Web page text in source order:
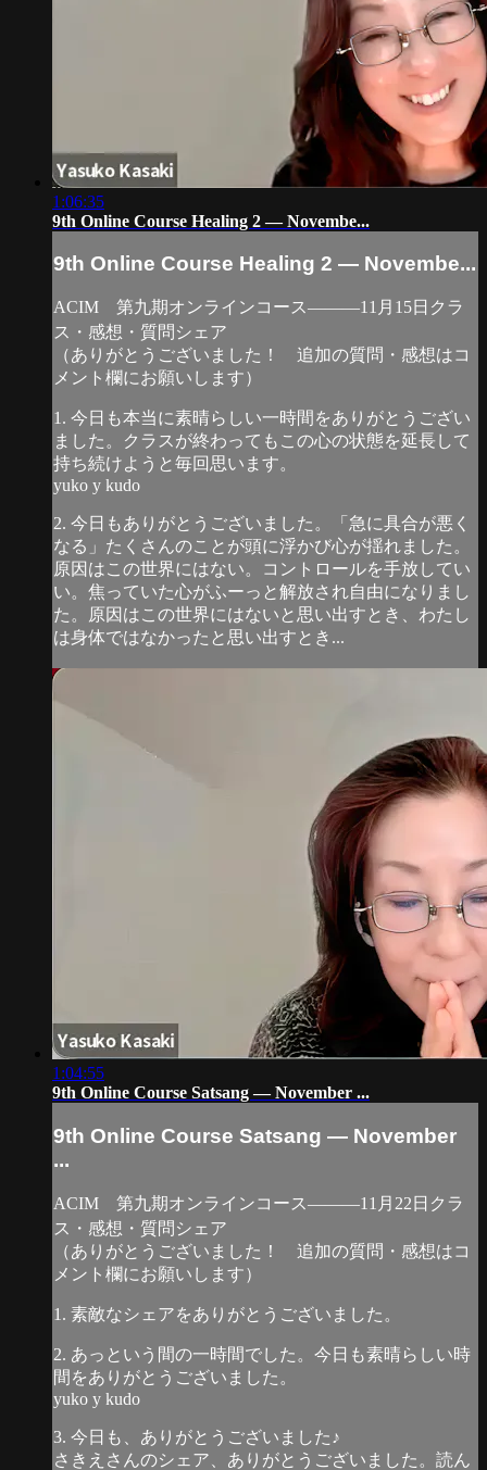
1:06:35
9th Online Course Healing 2 — Novembe...
9th Online Course Healing 2 — Novembe...
ACIM 第九期オンラインコース―――11月15日クラ
ス・感想・質問シェア
（ありがとうございました！ 追加の質問・感想はコ
メント欄にお願いします）
1. 今日も本当に素晴らしい一時間をありがとうござい
ました。クラスが終わってもこの心の状態を延長して
持ち続けようと毎回思います。
yuko y kudo
2. 今日もありがとうございました。「急に具合が悪く
なる」たくさんのことが頭に浮かび心が揺れました。
原因はこの世界にはない。コントロールを手放してい
い。焦っていた心がふーっと解放され自由になりまし
た。原因はこの世界にはないと思い出すとき、わたし
は身体ではなかったと思い出すとき...
1:04:55
9th Online Course Satsang — November ...
9th Online Course Satsang — November
...
ACIM 第九期オンラインコース―――11月22日クラ
ス・感想・質問シェア
（ありがとうございました！ 追加の質問・感想はコ
メント欄にお願いします）
1. 素敵なシェアをありがとうございました。
2. あっという間の一時間でした。今日も素晴らしい時
間をありがとうございました。
yuko y kudo
3. 今日も、ありがとうございました♪
さきえさんのシェア、ありがとうございました。読ん